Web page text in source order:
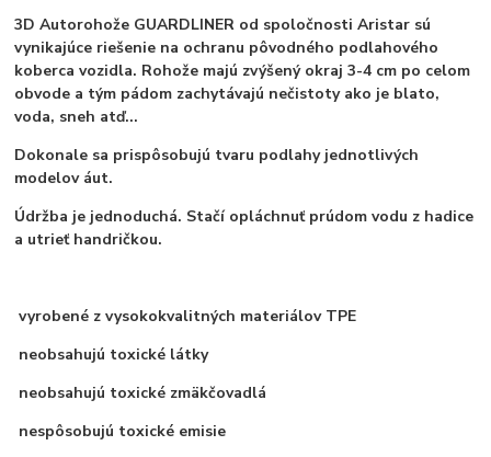
3D Autorohože GUARDLINER od spoločnosti Aristar sú
vynikajúce riešenie na ochranu pôvodného podlahového
koberca vozidla. Rohože majú zvýšený okraj 3-4 cm po celom
obvode a tým pádom zachytávajú nečistoty ako je blato,
voda, sneh atď...
Dokonale sa prispôsobujú tvaru podlahy jednotlivých
modelov áut.
Údržba je jednoduchá. Stačí opláchnuť prúdom vodu z hadice
a utrieť handričkou.
vyrobené z vysokokvalitných materiálov TPE
neobsahujú toxické látky
neobsahujú toxické zmäkčovadlá
nespôsobujú toxické emisie